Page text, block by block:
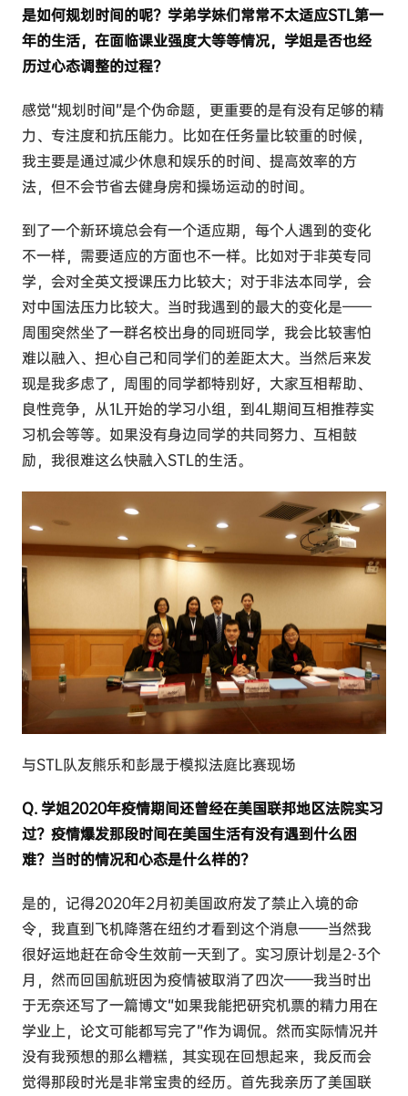
是如何规划时间的呢？学弟学妹们常常不太适应STL第一
年的生活，在面临课业强度大等等情况，学姐是否也经
历过心态调整的过程？
感觉“规划时间”是个伪命题，更重要的是有没有足够的精
力、专注度和抗压能力。比如在任务量比较重的时候，
我主要是通过减少休息和娱乐的时间、提高效率的方
法，但不会节省去健身房和操场运动的时间。
到了一个新环境总会有一个适应期，每个人遇到的变化
不一样，需要适应的方面也不一样。比如对于非英专同
学，会对全英文授课压力比较大；对于非法本同学，会
对中国法压力比较大。当时我遇到的最大的变化是——
周围突然坐了一群名校出身的同班同学，我会比较害怕
难以融入、担心自己和同学们的差距太大。当然后来发
现是我多虑了，周围的同学都特别好，大家互相帮助、
良性竞争，从1L开始的学习小组，到4L期间互相推荐实
习机会等等。如果没有身边同学的共同努力、互相鼓
励，我很难这么快融入STL的生活。
与STL队友熊乐和彭晟于模拟法庭比赛现场
Q. 学姐2020年疫情期间还曾经在美国联邦地区法院实习
过？疫情爆发那段时间在美国生活有没有遇到什么困
难？当时的情况和心态是什么样的？
是的，记得2020年2月初美国政府发了禁止入境的命
令，我直到飞机降落在纽约才看到这个消息——当然我
很好运地赶在命令生效前一天到了。实习原计划是2-3个
月，然而回国航班因为疫情被取消了四次——我当时出
于无奈还写了一篇博文“如果我能把研究机票的精力用在
学业上，论文可能都写完了”作为调侃。然而实际情况并
没有我预想的那么糟糕，其实现在回想起来，我反而会
觉得那段时光是非常宝贵的经历。首先我亲历了美国联